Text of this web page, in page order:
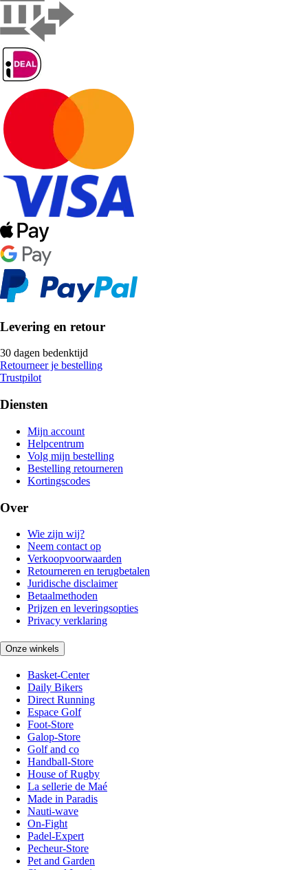
Levering en retour
30 dagen bedenktijd
Retourneer je bestelling
Trustpilot
Diensten
Mijn account
Helpcentrum
Volg mijn bestelling
Bestelling retourneren
Kortingscodes
Over
Wie zijn wij?
Neem contact op
Verkoopvoorwaarden
Retourneren en terugbetalen
Juridische disclaimer
Betaalmethoden
Prijzen en leveringsopties
Privacy verklaring
Onze winkels
Basket-Center
Daily Bikers
Direct Running
Espace Golf
Foot-Store
Galop-Store
Golf and co
Handball-Store
House of Rugby
La sellerie de Maé
Made in Paradis
Nauti-wave
On-Fight
Padel-Expert
Pecheur-Store
Pet and Garden